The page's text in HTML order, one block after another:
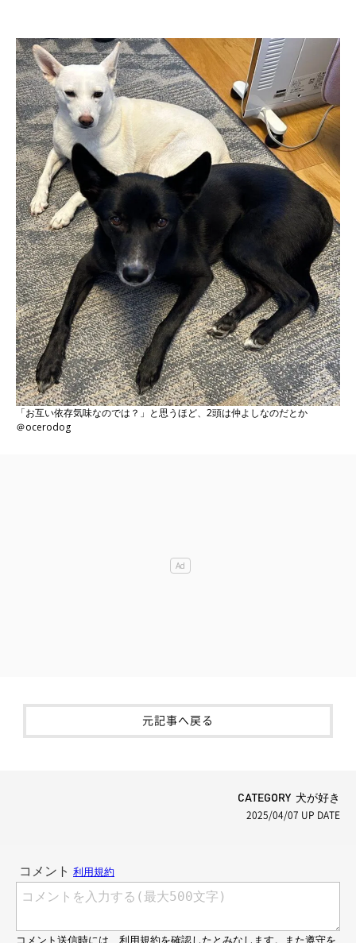
「お互い依存気味なのでは？」と思うほど、2頭は仲よしなのだとか
＠ocerodog
元記事へ戻る
CATEGORY 犬が好き
2025/04/07 UP DATE